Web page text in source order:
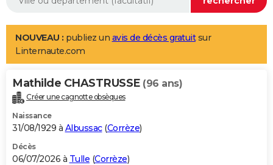
Aménagement intérieur
LIFESTYLE
Art de vivre
Bien-être
Loisirs
Mode
Modes de vie
Alimentation
Guide de la santé
Maladies
Médicaments
Sommeil
VOYAGE
Destinations
City break
Voyage nature
Voyage de noces
Forum
Climat
+PHOTO
GUIDES D'ACHAT
BONS PLANS
NOUVEAU : publiez un avis de décès gratuitsur
Linternaute.com
Mathilde CHASTRUSSE (96 ans)
Créer une cagnotte obsèques
Naissance
31/08/1929 à Albussac(Corrèze)
Décès
06/07/2026 à Tulle (Corrèze)